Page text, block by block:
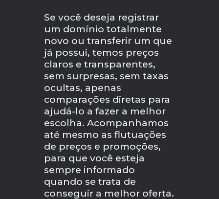
Se você deseja registrar
um domínio totalmente
novo ou transferir um que
já possui, temos preços
claros e transparentes,
sem surpresas, sem taxas
ocultas, apenas
comparações diretas para
ajudá-lo a fazer a melhor
escolha. Acompanhamos
até mesmo as flutuações
de preços e promoções,
para que você esteja
sempre informado
quando se trata de
conseguir a melhor oferta.